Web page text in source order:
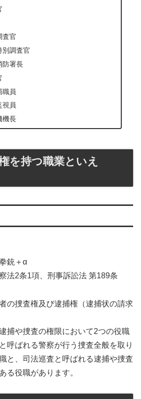
査官
別調査官
防署長
職員
視員
機長
を持つ職業といえ
銃＋α
法2条1項、刑事訴訟法 第189条
の捜査権及び逮捕権（逮捕状の請求
捕や捜査の権限において2つの役職
呼ばれる警察が行う捜査全般を取り
と、司法巡査と呼ばれる逮捕や捜査
る役職があります。